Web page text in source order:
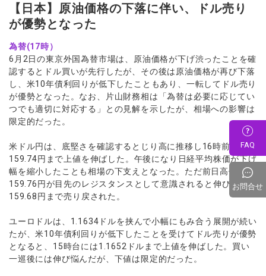
【日本】原油価格の下落に伴い、ドル売り
が優勢となった
為替(17時）
6月2日の東京外国為替市場は、原油価格が下げ渋ったことを確
認するとドル買いが先行したが、その後は原油価格が再び下落
し、米10年債利回りが低下したこともあり、一転してドル売り
が優勢となった。なお、片山財務相は「為替は必要に応じてい
つでも適切に対応する」との見解を示したが、相場への影響は
限定的だった。
米ドル円は、底堅さを確認するとじり高に推移し16時前には
159.74円まで上値を伸ばした。午後になり日経平均株価が下げ
幅を縮小したことも相場の下支えとなった。ただ前日高値の
159.76円が目先のレジスタンスとして意識されると伸び悩み
159.68円まで売り戻された。
ユーロドルは、1.1634ドルを挟んで小幅にもみ合う展開が続い
たが、米10年債利回りが低下したことを受けてドル売りが優勢
となると、15時台には1.1652ドルまで上値を伸ばした。買い
一巡後には伸び悩んだが、下値は限定的だった。
FAQ
お問合せ